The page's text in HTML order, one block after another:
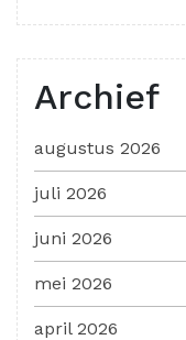
Archief
augustus 2026
juli 2026
juni 2026
mei 2026
april 2026